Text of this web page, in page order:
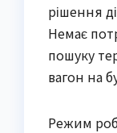
рішення
Немає
пошуку
вагон на
Режим